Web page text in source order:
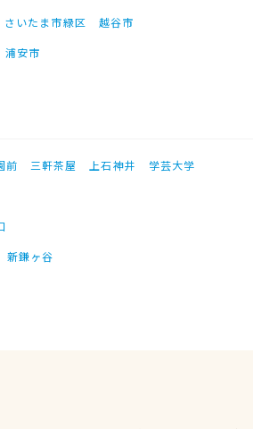
さいたま市緑区
越谷市
浦安市
前 三軒茶屋 上石神井
学芸大学
新鎌ヶ谷